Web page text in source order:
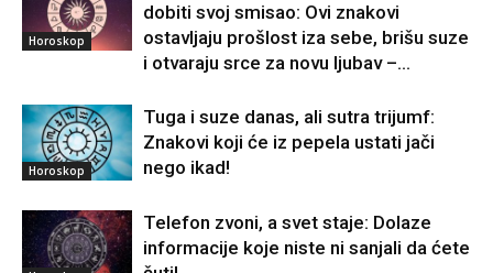
Horoskop
dobiti svoj smisao: Ovi znakovi
ostavljaju prošlost iza sebe, brišu suze
i otvaraju srce za novu ljubav –...
Horoskop
Tuga i suze danas, ali sutra trijumf:
Znakovi koji će iz pepela ustati jači
nego ikad!
Telefon zvoni, a svet staje: Dolaze
informacije koje niste ni sanjali da ćete